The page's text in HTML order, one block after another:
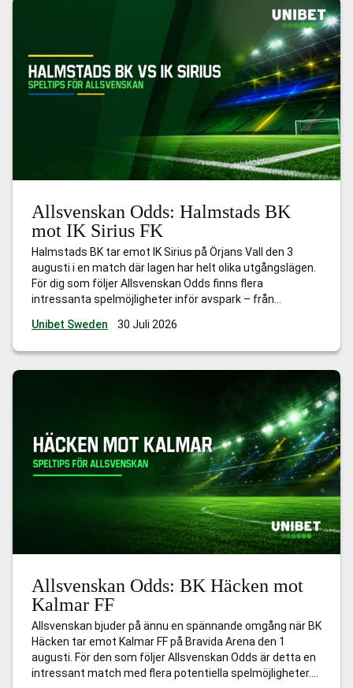
Allsvenskan Odds: Halmstads BK
mot IK Sirius FK
Halmstads BK tar emot IK Sirius på Örjans Vall den 3
augusti i en match där lagen har helt olika utgångslägen.
För dig som följer Allsvenskan Odds finns flera
intressanta spelmöjligheter inför avspark – från
imponerat under säsongen och etablerat sig i toppen av
Unibet Sweden 30 Juli 2026
Allsvenskan Odds: BK Häcken mot
Kalmar FF
Allsvenskan bjuder på ännu en spännande omgång när BK
Häcken tar emot Kalmar FF på Bravida Arena den 1
augusti. För den som följer Allsvenskan Odds är detta en
intressant match med flera potentiella spelmöjligheter.